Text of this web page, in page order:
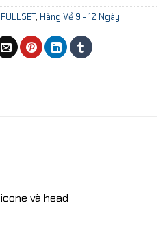
, Hàng Về 9 - 12 Ngày
và head